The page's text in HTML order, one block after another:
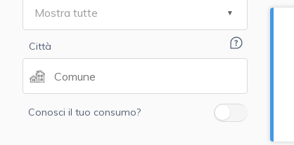
Città
Conosci il tuo consumo?